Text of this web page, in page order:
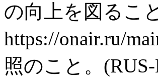
の向上を図るこ
https://onair.ru/
照のこと。